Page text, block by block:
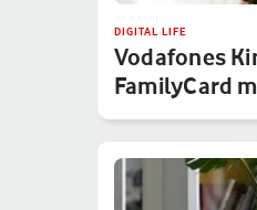
DIGITAL LIFE
Vodafones
FamilyCard
sicher